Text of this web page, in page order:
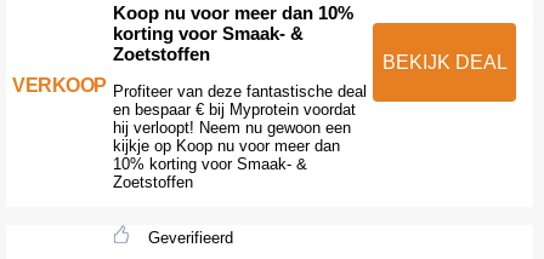
VERKOOP
Koop nu voor meer dan 10%
korting voor Smaak- &
Zoetstoffen
Profiteer van deze fantastische deal
en bespaar € bij Myprotein voordat
hij verloopt! Neem nu gewoon een
kijkje op Koop nu voor meer dan
10% korting voor Smaak- &
Zoetstoffen
BEKIJK DEAL
Geverifieerd